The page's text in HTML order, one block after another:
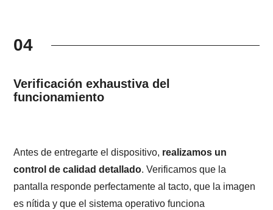
04
Verificación exhaustiva del
funcionamiento
Antes de entregarte el dispositivo, realizamos un
control de calidad detallado. Verificamos que la
pantalla responde perfectamente al tacto, que la imagen
es nítida y que el sistema operativo funciona